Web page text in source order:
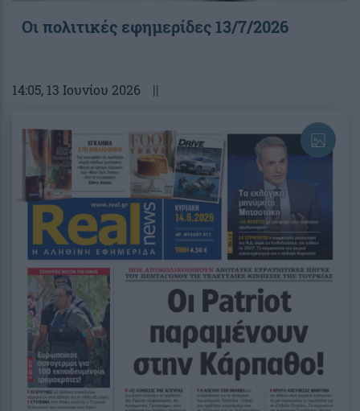
Οι πολιτικές εφημερίδες 13/7/2026
14:05, 13 Ιουνίου 2026 ||